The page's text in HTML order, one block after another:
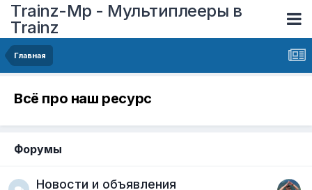
Trainz-Mp - Мультиплееры в
Trainz
Главная
Всё про наш ресурс
Форумы
Новости и объявления